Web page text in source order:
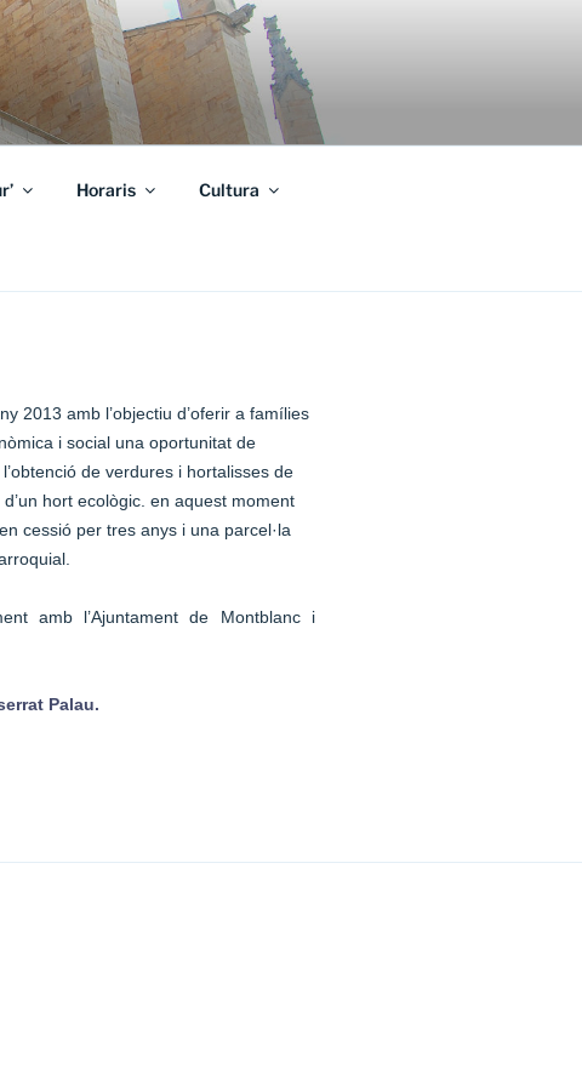
Horaris Cultura
2013 amb l’objectiu d’oferir a famílies
i social una oportunitat de
de verdures i hortalisses de
hort ecològic. en aquest moment
cessió per tres anys i una parcel·la
amb l’Ajuntament de Montblanc i
Palau.